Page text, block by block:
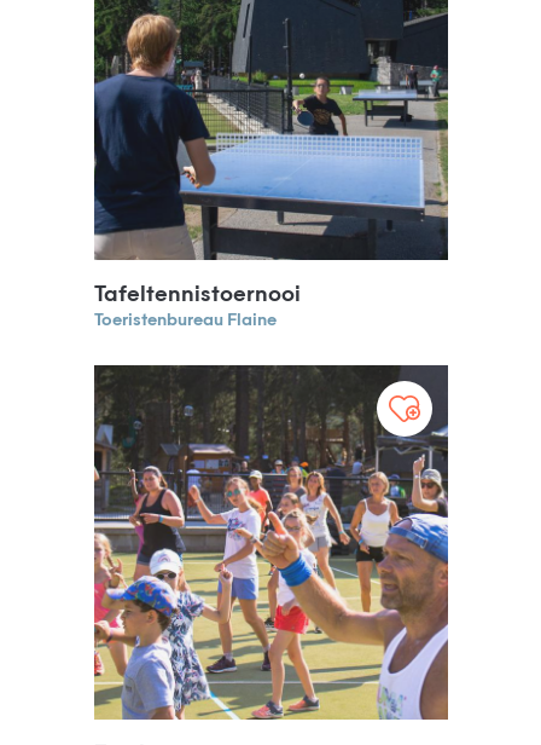
Tafeltennistoernooi
Toeristenbureau Flaine